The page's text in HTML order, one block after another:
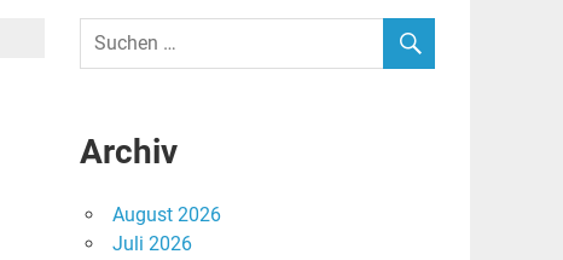
Archiv
August 2026
Juli 2026